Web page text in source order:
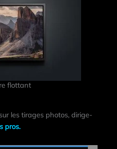
flottant
les tirages photos, dirige-
pros.